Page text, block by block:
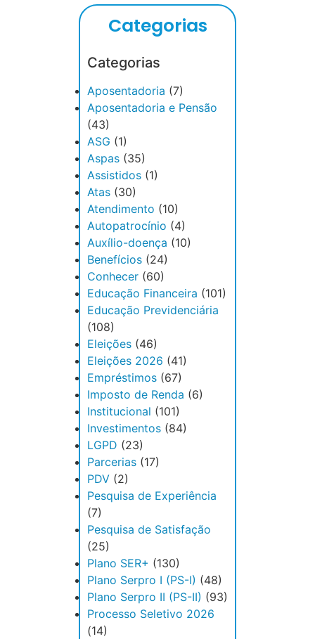
Categorias
Categorias
Aposentadoria (7)
Aposentadoria e Pensão
(43)
ASG (1)
Aspas (35)
Assistidos (1)
Atas (30)
Atendimento (10)
Autopatrocínio (4)
Auxílio-doença (10)
Benefícios (24)
Conhecer (60)
Educação Financeira (101)
Educação Previdenciária
(108)
Eleições (46)
Eleições 2026 (41)
Empréstimos (67)
Imposto de Renda (6)
Institucional (101)
Investimentos (84)
LGPD (23)
Parcerias (17)
PDV (2)
Pesquisa de Experiência
(7)
Pesquisa de Satisfação
(25)
Plano SER+ (130)
Plano Serpro I (PS-I) (48)
Plano Serpro II (PS-II) (93)
Processo Seletivo 2026
(14)